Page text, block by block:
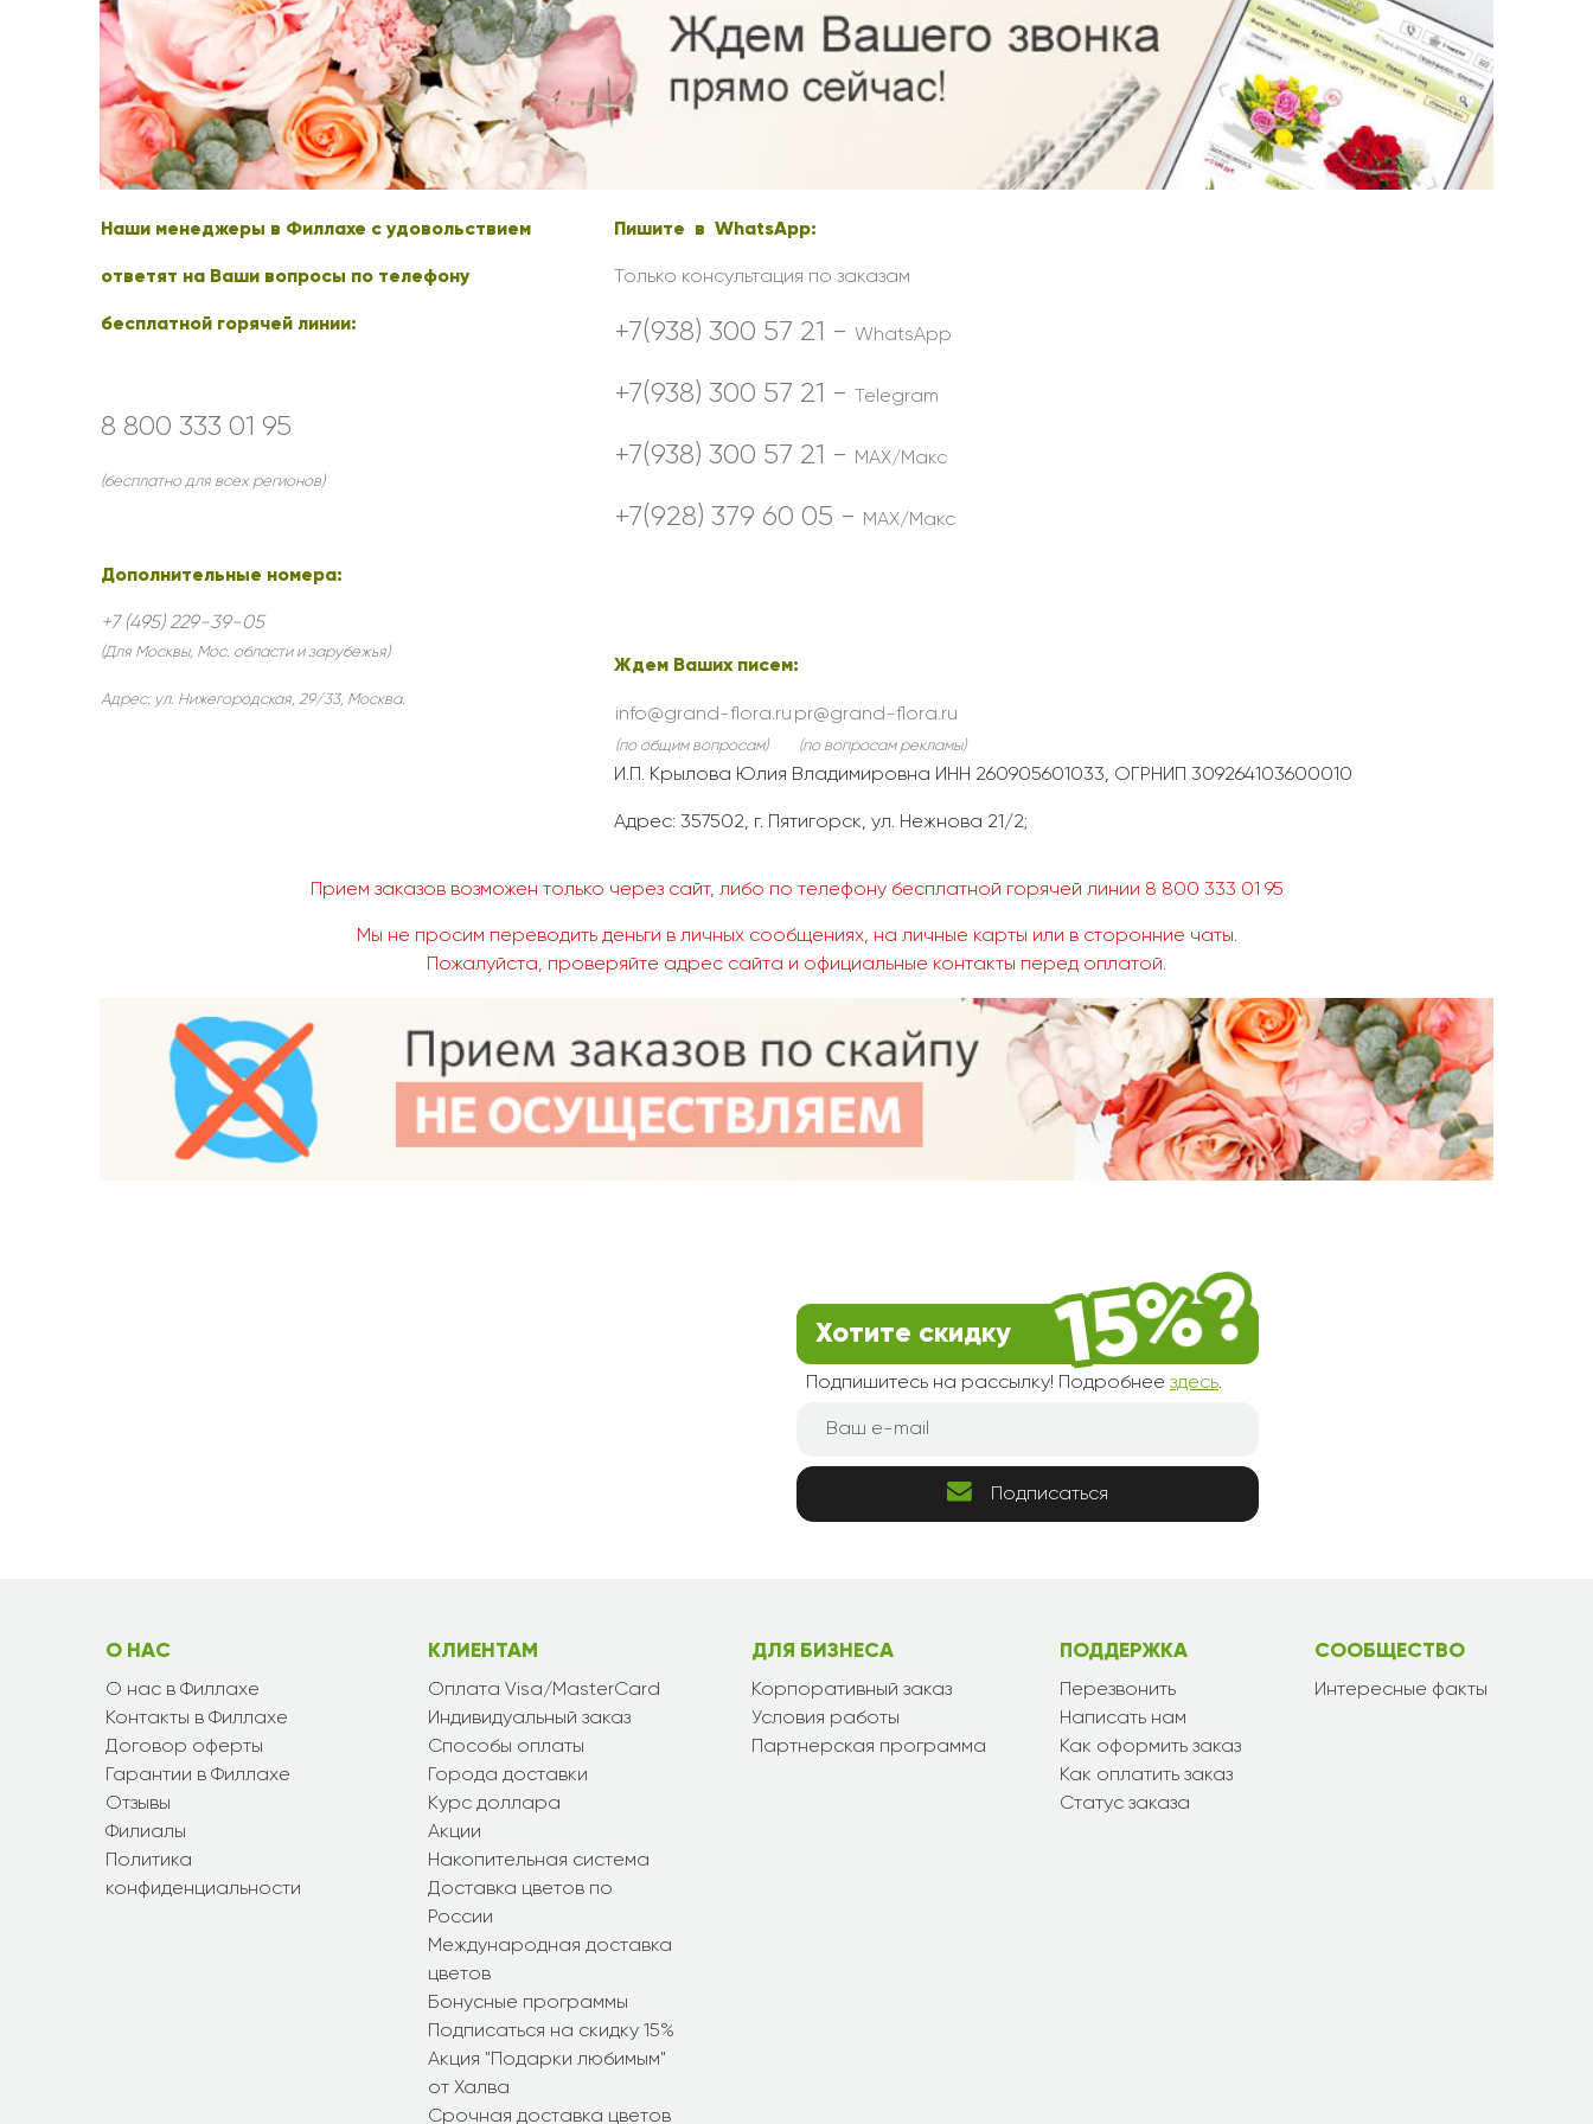
Розы поштучно
5 роз
7 роз
11 роз
15 роз
25 роз
51 роза
Кустовые розы
Монобукеты
Разноцветные
Эксклюзивные букеты
Смешанные
Хризантемы
Эустома
Свадьба
Свидание
Спасибо!
Подруге
Сестре
Бабушке
Дедушке
Наши менеджеры в Филлахе с удовольствием
ответят на Ваши вопросы по телефону
бесплатной горячей линии:
8 800 333 01 95
(бесплатно для всех регионов)
Дополнительные номера:
+7 (495) 229-39-05
(Для Москвы, Мос. области и зарубежья)
Адрес: ул. Нижегородская, 29/33, Москва.
Пишите в WhatsApp:
Только консультация по заказам
+7(938) 300 57 21 - WhatsApp
+7(938) 300 57 21 - Telegram
+7(938) 300 57 21 - MAX/Макс
+7(928) 379 60 05 - MAX/Макс
Ждем Ваших писем:
info@grand-flora.ru pr@grand-flora.ru
(по общим вопросам) (по вопросам рекламы)
И.П. Крылова Юлия Владимировна ИНН 260905601033, ОГРНИП 309264103600010
Адрес: 357502, г. Пятигорск, ул. Нежнова 21/2;
Прием заказов возможен только через сайт, либо по телефону бесплатной горячей линии 8 800 333 01 95
Мы не просим переводить деньги в личных сообщениях, на личные карты или в сторонние чаты.
Пожалуйста, проверяйте адрес сайта и официальные контакты перед оплатой.
Хотите скидку
Подпишитесь на рассылку! Подробнее здесь.
Подписаться
О НАС
О нас в Филлахе
Контакты в Филлахе
Договор оферты
Гарантии в Филлахе
Отзывы
Филиалы
Политика
конфиденциальности
КЛИЕНТАМ
Оплата Visa/MasterCard
Индивидуальный заказ
Способы оплаты
Города доставки
Курс доллара
Акции
Накопительная система
Доставка цветов по
России
Международная доставка
цветов
Бонусные программы
Подписаться на скидку 15%
Акция "Подарки любимым"
от Халва
Срочная доставка цветов
ДЛЯ БИЗНЕСА
Корпоративный заказ
Условия работы
Партнерская программа
ПОДДЕРЖКА
Перезвонить
Написать нам
Как оформить заказ
Как оплатить заказ
Статус заказа
СООБЩЕСТВО
Интересные факты